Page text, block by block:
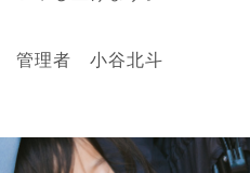
管理者 小谷北斗